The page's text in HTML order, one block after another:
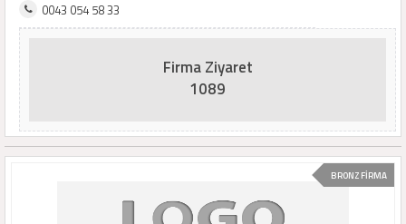
0043 054 58 33
Firma Ziyaret
1089
BRONZ FİRMA